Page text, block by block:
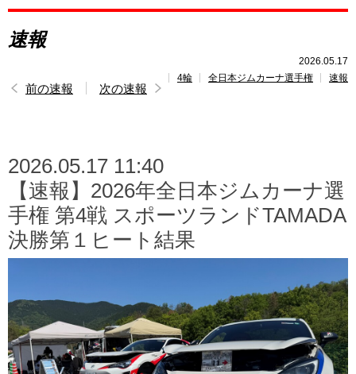
レポート
速報
レース開催 スケジュール
トピックス
速報
2026.05.17
4輪
全日本ジムカーナ選手権 速報
前の速報 次の速報
2026.05.17 11:40
【速報】2026年全日本ジムカーナ選
手権 第4戦 スポーツランドTAMADA
決勝第１ヒート結果